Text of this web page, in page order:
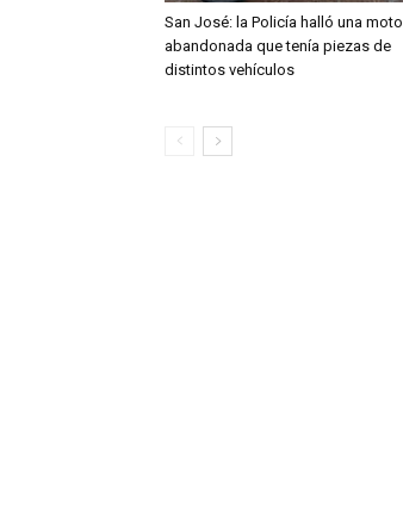
San José: la Policía halló una moto
abandonada que tenía piezas de
distintos vehículos